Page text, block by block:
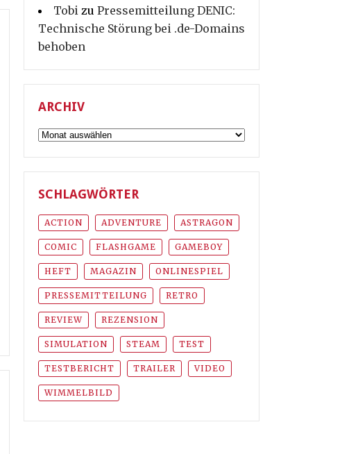
Tobi zu Pressemitteilung DENIC:
Technische Störung bei .de-Domains
behoben
ARCHIV
Archiv
SCHLAGWÖRTER
ACTION ADVENTURE ASTRAGON
COMIC FLASHGAME GAMEBOY
HEFT MAGAZIN ONLINESPIEL
PRESSEMITTEILUNG RETRO
REVIEW REZENSION
SIMULATION STEAM TEST
TESTBERICHT TRAILER VIDEO
WIMMELBILD